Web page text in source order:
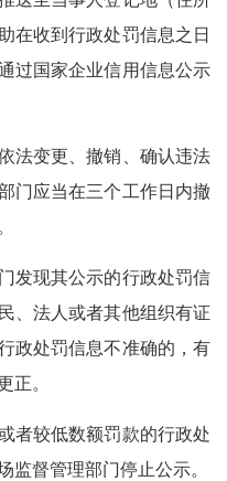
在收到行政处罚信息之日
过国家企业信用信息公示
变更、撤销、确认违法
门应当在三个工作日内撤
现其公示的行政处罚信
、法人或者其他组织有证
政处罚信息不准确的，有
正。
较低数额罚款的行政处
监督管理部门停止公示。